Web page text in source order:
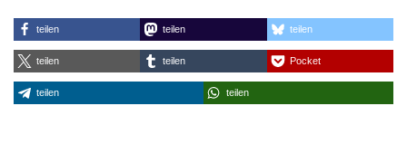
teilen teilen teilen
teilen teilen Pocket
teilen teilen